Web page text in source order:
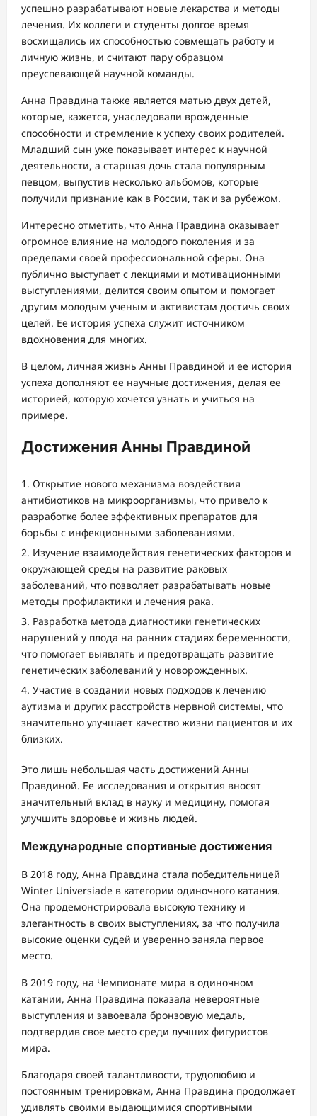
успешно разрабатывают новые лекарства и методы
лечения. Их коллеги и студенты долгое время
восхищались их способностью совмещать работу и
личную жизнь, и считают пару образцом
преуспевающей научной команды.
Анна Правдина также является матью двух детей,
которые, кажется, унаследовали врожденные
способности и стремление к успеху своих родителей.
Младший сын уже показывает интерес к научной
деятельности, а старшая дочь стала популярным
певцом, выпустив несколько альбомов, которые
получили признание как в России, так и за рубежом.
Интересно отметить, что Анна Правдина оказывает
огромное влияние на молодого поколения и за
пределами своей профессиональной сферы. Она
публично выступает с лекциями и мотивационными
выступлениями, делится своим опытом и помогает
другим молодым ученым и активистам достичь своих
целей. Ее история успеха служит источником
вдохновения для многих.
В целом, личная жизнь Анны Правдиной и ее история
успеха дополняют ее научные достижения, делая ее
историей, которую хочется узнать и учиться на
примере.
Достижения Анны Правдиной
Открытие нового механизма воздействия
антибиотиков на микроорганизмы, что привело к
разработке более эффективных препаратов для
борьбы с инфекционными заболеваниями.
Изучение взаимодействия генетических факторов и
окружающей среды на развитие раковых
заболеваний, что позволяет разрабатывать новые
методы профилактики и лечения рака.
Разработка метода диагностики генетических
нарушений у плода на ранних стадиях беременности,
что помогает выявлять и предотвращать развитие
генетических заболеваний у новорожденных.
Участие в создании новых подходов к лечению
аутизма и других расстройств нервной системы, что
значительно улучшает качество жизни пациентов и их
близких.
Это лишь небольшая часть достижений Анны
Правдиной. Ее исследования и открытия вносят
значительный вклад в науку и медицину, помогая
улучшить здоровье и жизнь людей.
Международные спортивные достижения
В 2018 году, Анна Правдина стала победительницей
Winter Universiade в категории одиночного катания.
Она продемонстрировала высокую технику и
элегантность в своих выступлениях, за что получила
высокие оценки судей и уверенно заняла первое
место.
В 2019 году, на Чемпионате мира в одиночном
катании, Анна Правдина показала невероятные
выступления и завоевала бронзовую медаль,
подтвердив свое место среди лучших фигуристов
мира.
Благодаря своей талантливости, трудолюбию и
постоянным тренировкам, Анна Правдина продолжает
удивлять своими выдающимися спортивными